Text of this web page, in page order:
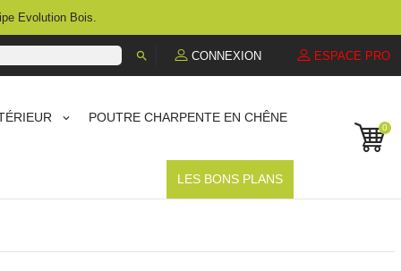
Evolution Bois.
 CONNEXION ESPACE PRO
POUTRE CHARPENTE EN CHÊNE
LES BONS PLANS
0